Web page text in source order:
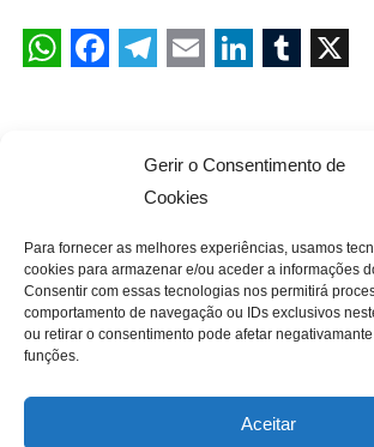
Gerir o Consentimento de
Cookies
Para fornecer as melhores experiências, usamos
cookies para armazenar e/ou aceder a informações
Consentir com essas tecnologias nos permitirá
comportamento de navegação ou IDs exclusivos
ou retirar o consentimento pode afetar
funções.
Aceitar
1 … 101 102